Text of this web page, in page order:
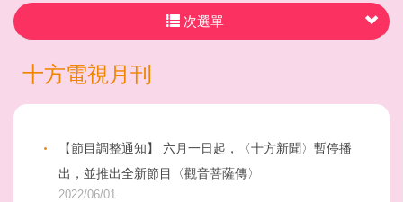
次選單
十方電視月刊
【節目調整通知】 六月一日起，〈十方新聞〉暫停播
出，並推出全新節目〈觀音菩薩傳〉
2022/06/01